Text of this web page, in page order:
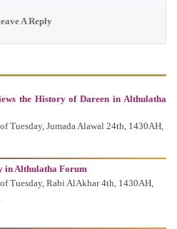
A Reply
the History of Dareen in Althulatha
Tuesday, Jumada Alawal 24th, 1430AH,
in Althulatha Forum
Tuesday, Rabi AlAkhar 4th, 1430AH,